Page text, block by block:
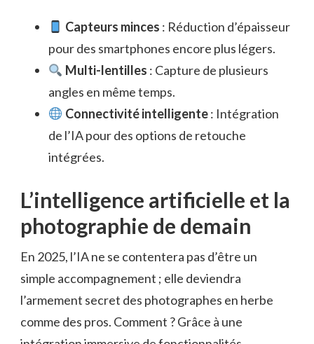
Capteurs minces : Réduction d’épaisseur
pour des smartphones encore plus légers.
Multi-lentilles : Capture de plusieurs
angles en même temps.
Connectivité intelligente: Intégration
de l’IA pour des options de retouche
intégrées.
L’intelligence artificielle et la
photographie de demain
En 2025, l’IA ne se contentera pas d’être un
simple accompagnement ; elle deviendra
l’armement secret des photographes en herbe
comme des pros. Comment ? Grâce à une